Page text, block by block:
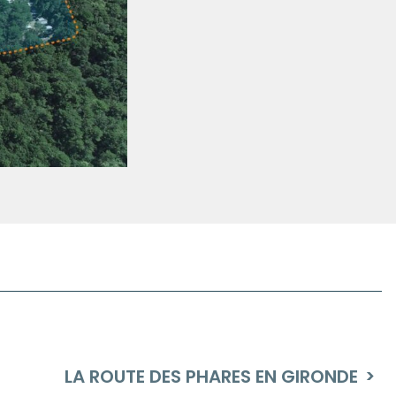
LA ROUTE DES PHARES EN GIRONDE